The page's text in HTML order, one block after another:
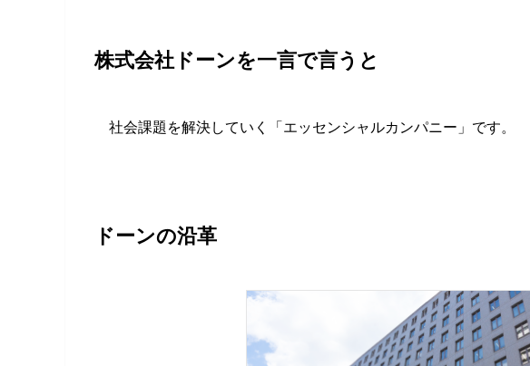
株式会社ドーンを一言で言うと
社会課題を解決していく「エッセンシャルカンパニー」です。
ドーンの沿革